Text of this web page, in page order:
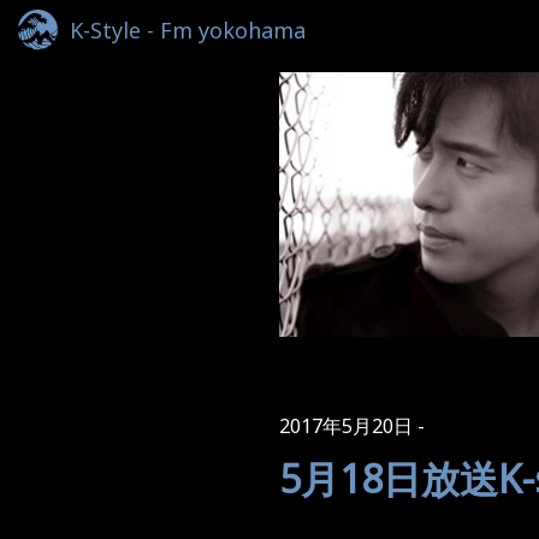
K-Style - Fm yokohama
2017年5月20日
5月18日放送